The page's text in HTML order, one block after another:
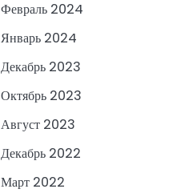
Февраль 2024
Январь 2024
Декабрь 2023
Октябрь 2023
Август 2023
Декабрь 2022
Март 2022